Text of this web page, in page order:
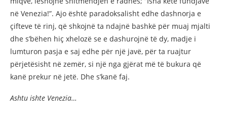
në Venezia!”. Ajo është paradoksalisht edhe dashnorja e
çifteve të rinj, që shkojnë ta ndajnë bashkë për muaj mjalti
dhe s’bëhen hiç xhelozë se e dashurojnë të dy, madje i
lumturon pasja e saj edhe për një javë, për ta ruajtur
përjetësisht në zemër, si një nga gjërat më të bukura që
kanë prekur në jetë. Dhe s’kanë faj.
Ashtu ishte Venezia…